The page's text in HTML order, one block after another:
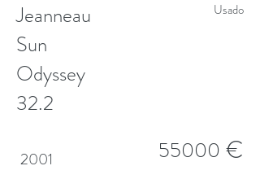
Jeanneau
Sun
Odyssey
32.2
2001
Usado
55000 €